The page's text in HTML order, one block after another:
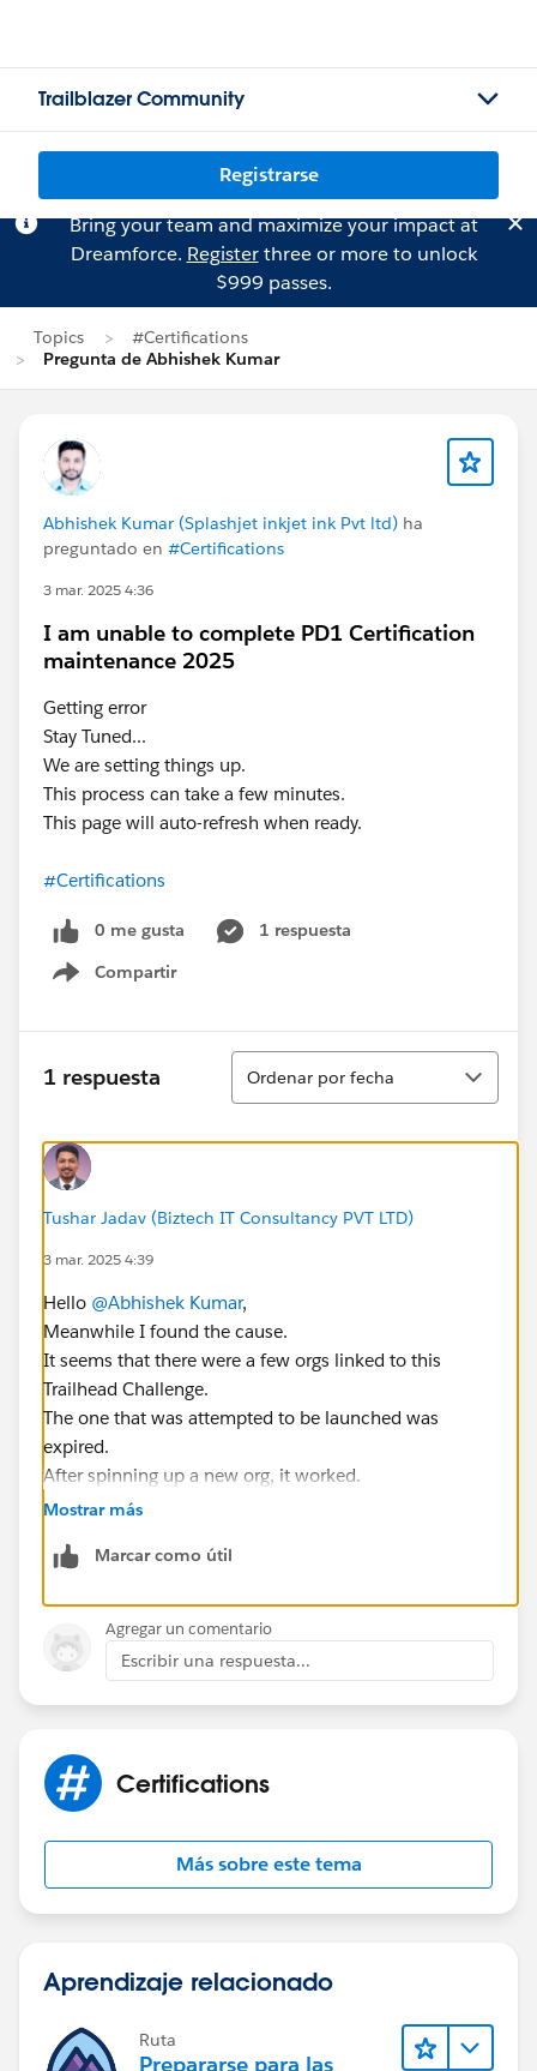
Trailblazer Community
Registrarse
Bring your team and maximize your impact at
Dreamforce. Registerthree or more to unlock
$999 passes.
Topics
#Certifications
Pregunta de Abhishek Kumar
Abhishek Kumar (Splashjet inkjet ink Pvt ltd) ha
preguntado en #Certifications
3 mar. 2025 4:36
I am unable to complete PD1 Certification
maintenance 2025
Getting error
Stay Tuned...
We are setting things up.
This process can take a few minutes.
This page will auto-refresh when ready.
#Certifications
0 me gusta
1 respuesta
Compartir
Show menu
1 respuesta
Ordenar
Ordenar por fecha
Tushar Jadav (Biztech IT Consultancy PVT LTD)
3 mar. 2025 4:39
Hello @Abhishek Kumar,
Meanwhile I found the cause.
It seems that there were a few orgs linked to this
Trailhead Challenge.
The one that was attempted to be launched was
expired.
After spinning up a new org, it worked.
https://trailhead.salesforce.com/trailblazer-
Mostrar más
Marcar como útil
Agregar un comentario
Escribir una respuesta...
Certifications
Más sobre este tema
Aprendizaje relacionado
Ruta
Prepararse para las